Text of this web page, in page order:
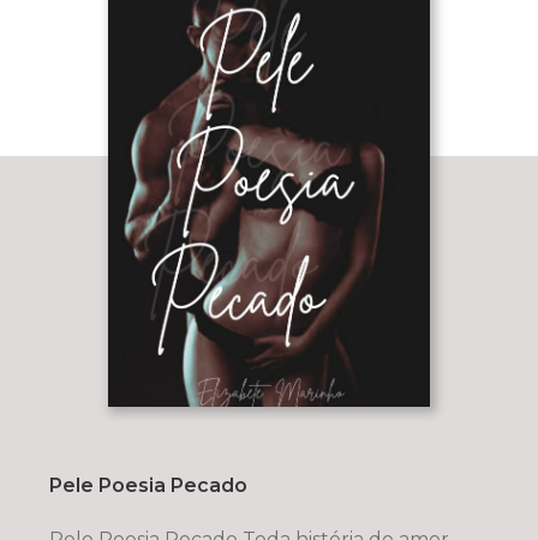
Pele Poesia Pecado